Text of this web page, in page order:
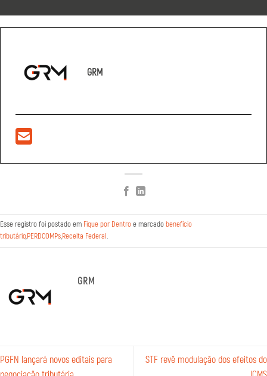
GRM
Esse registro foi postado em Fique por Dentroe marcadobenefício
tributário,PERDCOMPs,Receita Federal.
GRM
PGFN lançará novos editais para
STF revê modulação dos efeitos do